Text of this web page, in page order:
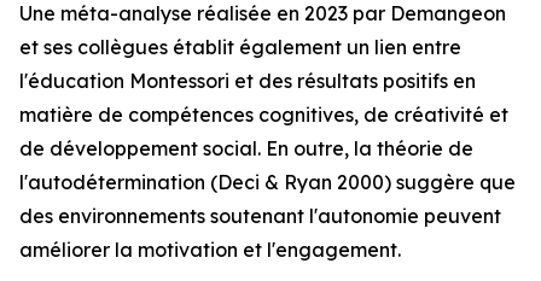
Une méta-analyse réalisée en 2023 par Demangeon
et ses collègues établit également un lien entre
l'éducation Montessori et des résultats positifs en
matière de compétences cognitives, de créativité et
de développement social. En outre, la théorie de
l'autodétermination (Deci & Ryan 2000) suggère que
des environnements soutenant l'autonomie peuvent
améliorer la motivation et l'engagement.